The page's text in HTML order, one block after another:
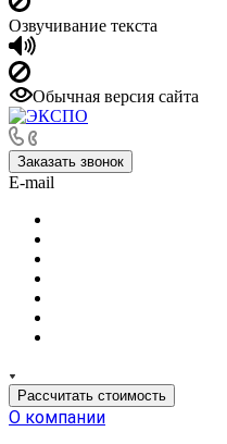
Озвучивание текста
Обычная версия сайта
Заказать звонок
E-mail
Рассчитать стоимость
О компании